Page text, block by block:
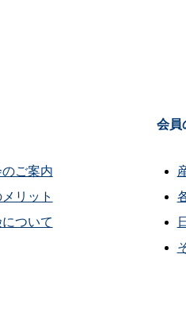
ご案内
リット
ついて
会員